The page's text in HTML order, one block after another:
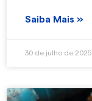
Saiba Mais »
30 de julho de 2025